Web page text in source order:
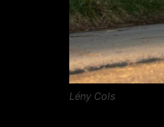
Lény Cols